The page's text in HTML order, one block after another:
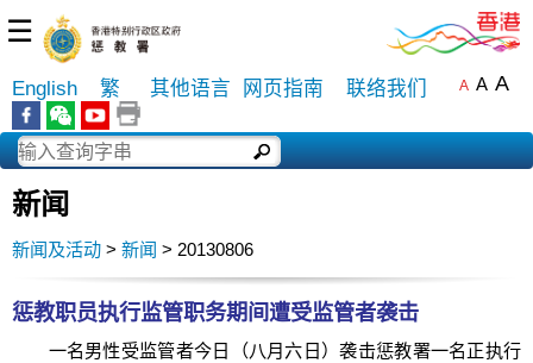
☰
English 繁 其他语言 网页指南 联络我们 A A A
新闻
新闻及活动 > 新闻 > 20130806
惩教职员执行监管职务期间遭受监管者袭击
一名男性受监管者今日（八月六日）袭击惩教署一名正执行